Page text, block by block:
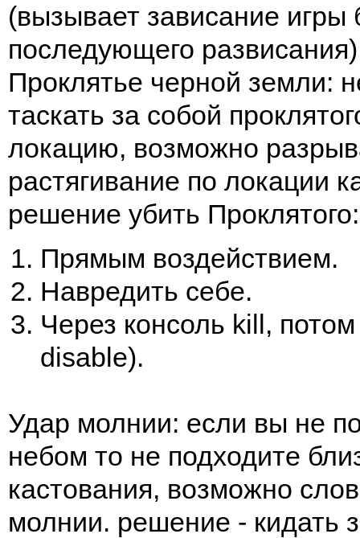
(вызывает зависание игры
последующего
Проклятье черной земли:
таскать за собой
локацию, возможно
растягивание по локации
решение убить Проклятого:
Прямым воздействием.
Навредить себе.
Через консоль kill,
disable).
Удар молнии: если вы не
небом то не подходите
кастования, возможно
молнии. решение - кидать